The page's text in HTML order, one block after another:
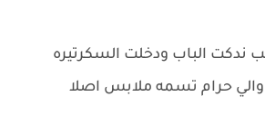
ندكت الباب ودخلت السكرتيره
والي حرام تسمه ملابس اصلا